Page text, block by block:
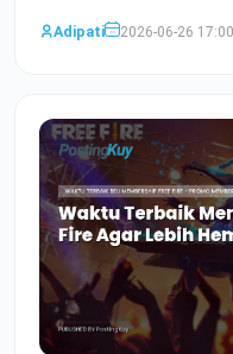
Adipati
2026-06-26